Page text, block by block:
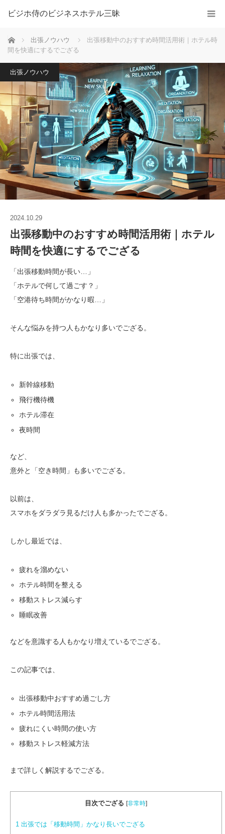
ビジホ侍のビジネスホテル三昧
ホーム 出張ノウハウ
出張移動中のおすすめ時間活用術｜ホテル時
間を快適にするでござる
出張ノウハウ
2024.10.29
出張移動中のおすすめ時間活用術｜ホテル
時間を快適にするでござる
「出張移動時間が長い…」
「ホテルで何して過ごす？」
「空港待ち時間がかなり暇…」
そんな悩みを持つ人もかなり多いでござる。
特に出張では、
新幹線移動
飛行機待機
ホテル滞在
夜時間
など、
意外と「空き時間」も多いでござる。
以前は、
スマホをダラダラ見るだけ人も多かったでござる。
しかし最近では、
疲れを溜めない
ホテル時間を整える
移動ストレス減らす
睡眠改善
などを意識する人もかなり増えているでござる。
この記事では、
出張移動中おすすめ過ごし方
ホテル時間活用法
疲れにくい時間の使い方
移動ストレス軽減方法
まで詳しく解説するでござる。
目次でござる [非常時]
1 出張では「移動時間」かなり長いでござる